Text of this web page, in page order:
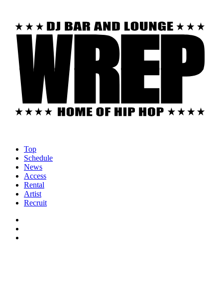
Top
Schedule
News
Access
Rental
Artist
Recruit